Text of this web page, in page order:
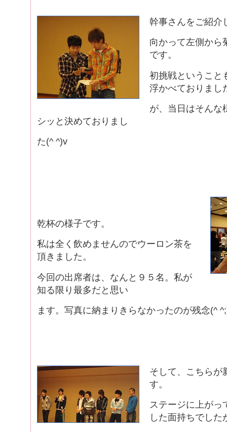
幹事さんをご紹介
向かって左側から
です。
初挑戦ということ
浮かべておりまし
が、当日はそんな
シッと決めておりまし
た(^ ^)v
乾杯の様子です。
私は全く飲めませんのでウーロン茶を
頂きました。
今回の出席者は、なんと９５名。私が
知る限り最多だと思い
ます。写真に納まりきらなかったのが残念(^
そして、こちらが
す。
ステージに上がっ
した面持ちでした